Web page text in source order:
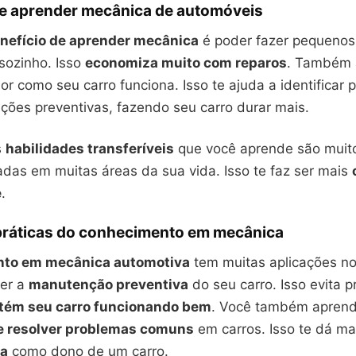
aprender mecânica de automóveis
de aprender mecânica é poder fazer
Isso economiza muito com reparos. Também
como seu carro funciona. Isso te ajuda a identificar
preventivas, fazendo seu carro durar mais.
habilidades transferíveis que você aprende são
em muitas áreas da sua vida. Isso te faz ser mais
.
do conhecimento em mecânica
em mecânica automotiva tem muitas aplicações
a manutenção preventiva do seu carro. Isso evita
seu carro funcionando bem. Você também
resolver problemas comuns em carros. Isso te dá
como dono de um carro.